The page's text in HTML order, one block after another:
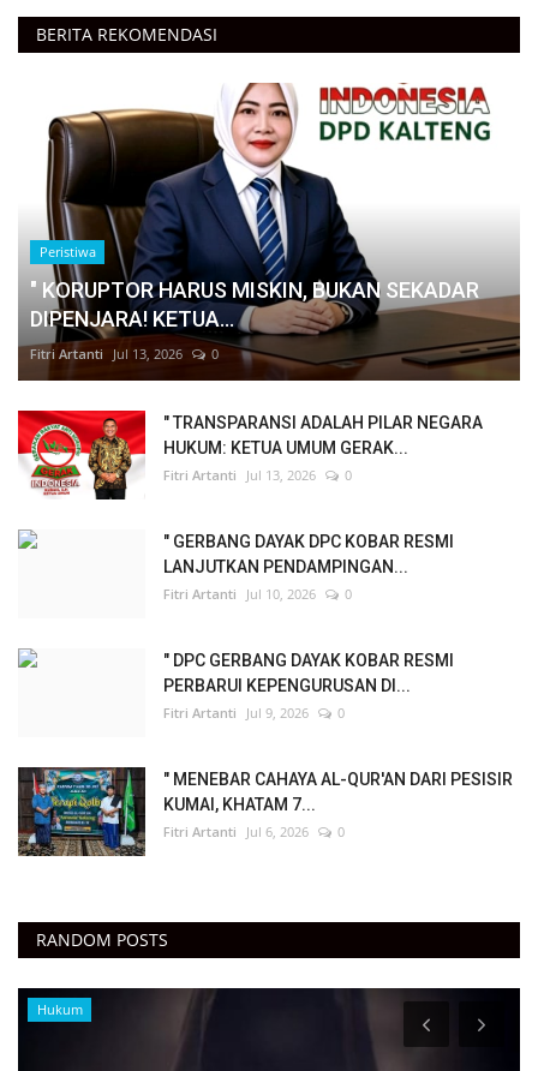
BERITA REKOMENDASI
Peristiwa
" KORUPTOR HARUS MISKIN, BUKAN SEKADAR
DIPENJARA! KETUA...
Fitri Artanti Jul 13, 2026 0
" TRANSPARANSI ADALAH PILAR NEGARA
HUKUM: KETUA UMUM GERAK...
Fitri Artanti Jul 13, 2026 0
" GERBANG DAYAK DPC KOBAR RESMI
LANJUTKAN PENDAMPINGAN...
Fitri Artanti Jul 10, 2026 0
" DPC GERBANG DAYAK KOBAR RESMI
PERBARUI KEPENGURUSAN DI...
Fitri Artanti Jul 9, 2026 0
" MENEBAR CAHAYA AL-QUR'AN DARI PESISIR
KUMAI, KHATAM 7...
Fitri Artanti Jul 6, 2026 0
RANDOM POSTS
Hukum